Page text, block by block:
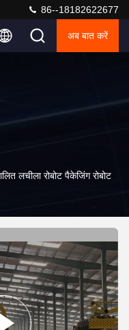
86--18182622677
अब बात करें
लचीला रोबोट पैकेजिंग रोबोट